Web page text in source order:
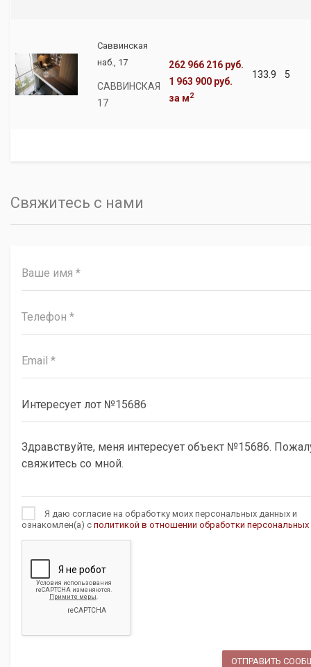
Саввинская
наб., 17
САВВИНСКАЯ
17
262 966 216 руб.
1 963 900 руб.
за м2
133.9 5
Свяжитесь с нами
Я даю согласие на обработку моих персональных данных и
ознакомлен(а) с политикой в отношении обработки